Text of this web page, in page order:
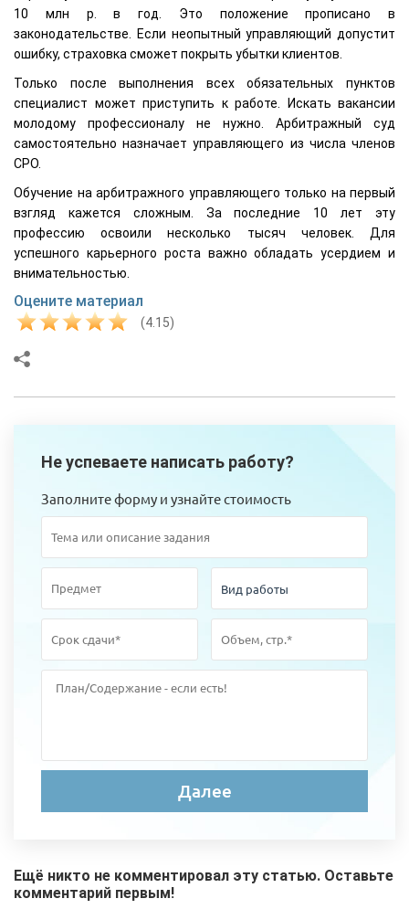
10 млн р. в год. Это положение прописано в
законодательстве. Если неопытный управляющий допустит
ошибку, страховка сможет покрыть убытки клиентов.
Только после выполнения всех обязательных пунктов
специалист может приступить к работе. Искать вакансии
молодому профессионалу не нужно. Арбитражный суд
самостоятельно назначает управляющего из числа членов
СРО.
Обучение на арбитражного управляющего только на первый
взгляд кажется сложным. За последние 10 лет эту
профессию освоили несколько тысяч человек. Для
успешного карьерного роста важно обладать усердием и
внимательностью.
Оцените материал
(4.15)
Не успеваете написать работу?
Заполните форму и узнайте стоимость
Ещё никто не комментировал эту статью. Оставьте
комментарий первым!